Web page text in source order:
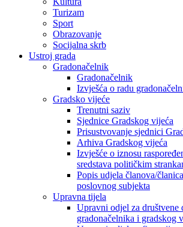
Turizam
Sport
Obrazovanje
Socijalna skrb
Ustroj grada
Gradonačelnik
Gradonačelnik
Izvješća o radu
Gradsko vijeće
Trenutni saziv
Sjednice Gradskog vijeća
Prisustvovanje sjednici
Arhiva Gradskog vijeća
Izvješće o iznosu
sredstava političkim
Popis udjela članova/
poslovnog subjekta
Upravna tijela
Upravni odjel za društvene
gradonačelnika i gradskog